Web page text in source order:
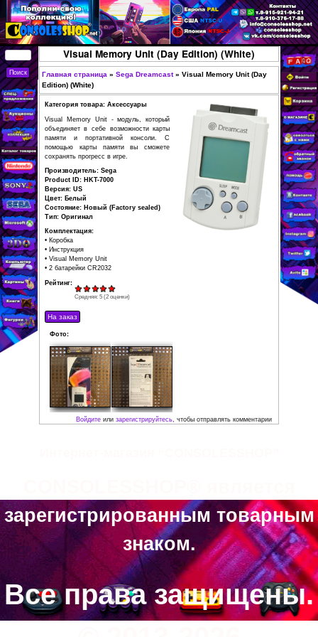
Перейти к основному
содержанию
КУПИТЬ
СОВРЕМЕННЫЕ И
РЕТРО ИГРОВЫЕ
ПРИСТАВКИ,
ИГРЫ, ФИГУРКИ,
РЕДКИЕ
КОЛЛЕКЦИОННЫЕ
ТОВАРЫ В
ИНТЕРНЕТ-
МАГАЗИНЕ
CONSOLESSHOP
Visual Memory Unit (Day Edition)
Вы здесь
Главная страница Sega Dreamcast »
Visual
Edition) (White)
Категория товара: Аксессуары
Visual Memory Unit - модуль, который
объединяет в себе возможности карты
памяти и портативной консоли. С
помощью карты памяти вы сможете
сохранять прогресс в игре.
Производитель: Sega
Product ID: HKT-7000
Версия: US
Цвет: Белый
Состояние: Новый (Factory sealed)
Тип: Оригинал
• Коробка
• Инструкция
• Visual Memory Unit
• 2 батарейки CR2032
Рейтинг:
Средняя:5 (2оценки)
Войдитеилизарегистрируйтесь , чтобы
зарегистрированным товарным
знаком.
Все права защищены.